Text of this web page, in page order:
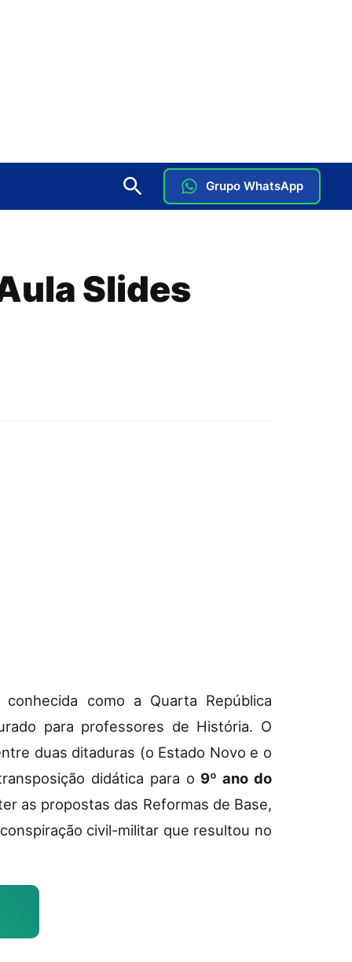
Grupo WhatsApp
Slides
conhecida como a Quarta República
para professores de História. O
duas ditaduras (o Estado Novo e o
didática para o 9º ano do
as propostas das Reformas de Base,
civil-militar que resultou no